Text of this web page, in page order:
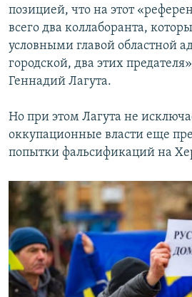
позицией, что на этот
всего два коллаборанта,
условными главой областной
городской, два этих
Геннадий Лагута.
Но при этом Лагута не
оккупационные власти еще
попытки фальсификаций на